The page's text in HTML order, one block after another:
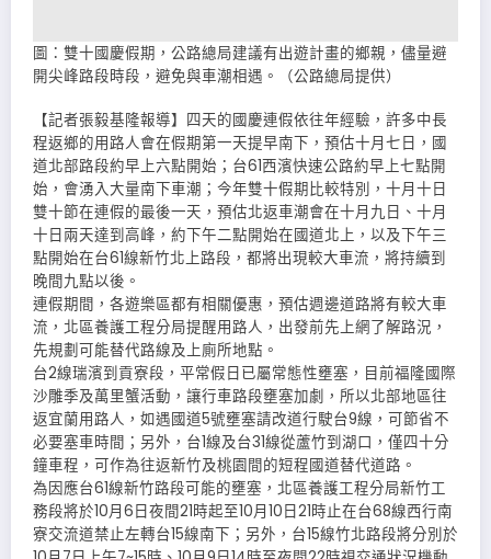
圖：雙十國慶假期，公路總局建議有出遊計畫的鄉親，儘量避
開尖峰路段時段，避免與車潮相遇。（公路總局提供）
【記者張毅基隆報導】四天的國慶連假依往年經驗，許多中長
程返鄉的用路人會在假期第一天提早南下，預估十月七日，國
道北部路段約早上六點開始；台61西濱快速公路約早上七點開
始，會湧入大量南下車潮；今年雙十假期比較特別，十月十日
雙十節在連假的最後一天，預估北返車潮會在十月九日、十月
十日兩天達到高峰，約下午二點開始在國道北上，以及下午三
點開始在台61線新竹北上路段，都將出現較大車流，將持續到
晚間九點以後。
連假期間，各遊樂區都有相關優惠，預估週邊道路將有較大車
流，北區養護工程分局提醒用路人，出發前先上網了解路況，
先規劃可能替代路線及上廁所地點。
台2線瑞濱到貢寮段，平常假日已屬常態性壅塞，目前福隆國際
沙雕季及萬里蟹活動，讓行車路段壅塞加劇，所以北部地區往
返宜蘭用路人，如遇國道5號壅塞請改道行駛台9線，可節省不
必要塞車時間；另外，台1線及台31線從蘆竹到湖口，僅四十分
鐘車程，可作為往返新竹及桃園間的短程國道替代道路。
為因應台61線新竹路段可能的壅塞，北區養護工程分局新竹工
務段將於10月6日夜間21時起至10月10日21時止在台68線西行南
寮交流道禁止左轉台15線南下；另外，台15線竹北路段將分別於